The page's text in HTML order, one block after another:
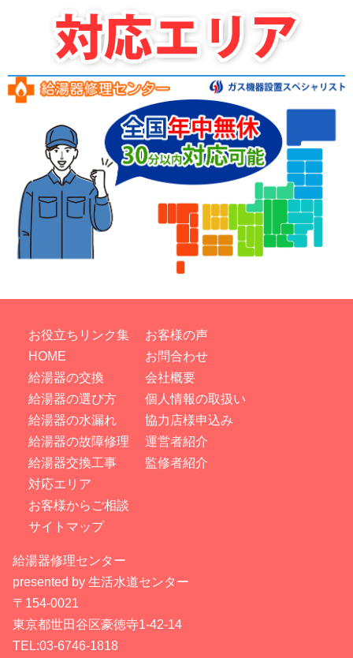
お役立ちリンク集
HOME
給湯器の交換
給湯器の選び方
給湯器の水漏れ
給湯器の故障修理
給湯器交換工事
対応エリア
お客様からご相談
サイトマップ
お客様の声
お問合わせ
会社概要
個人情報の取扱い
協力店様申込み
運営者紹介
監修者紹介
給湯器修理センター
presented by 生活水道センター
〒154-0021
東京都世田谷区豪徳寺1-42-14
TEL:03-6746-1818